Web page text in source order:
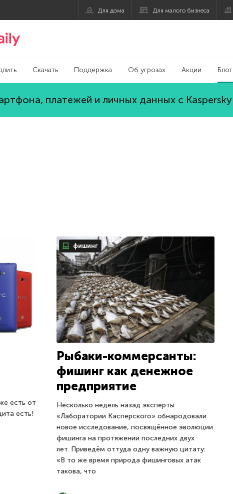
Для дома Для малого бизнеса
Скачать Поддержка Об угрозах Акции Блог
платежей и личных данных с Kaspersky
есть от
есть!
фишинг
Рыбаки-коммерсанты:
фишинг как денежное
предприятие
Несколько недель назад эксперты
«Лаборатории Касперского» обнародовали
новое исследование, посвящённое эволюции
фишинга на протяжении последних двух
лет. Приведём оттуда одну важную цитату:
«В то же время природа фишинговых атак
такова, что